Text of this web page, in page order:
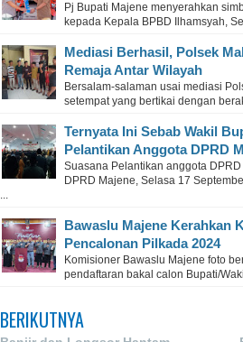
Pj Bupati Majene menyerahkan
kepada Kepala BPBD Ilhamsyah,
Mediasi Berhasil, Polsek
Remaja Antar Wilayah
Bersalam-salaman usai mediasi
setempat yang bertikai dengan
Ternyata Ini Sebab Wakil
Pelantikan Anggota DPRD
Suasana Pelantikan anggota
DPRD Majene, Selasa 17
...
Bawaslu Majene Kerahkan
Pencalonan Pilkada 2024
Komisioner Bawaslu Majene foto
pendaftaran bakal calon Bupati/
BERIKUTNYA